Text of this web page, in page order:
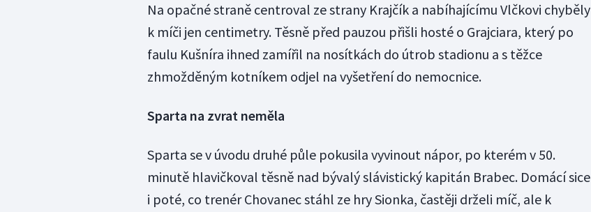
Na opačné straně centroval ze strany Krajčík a nabíhajícímu Vlčkovi chyběly
k míči jen centimetry. Těsně před pauzou přišli hosté o Grajciara, který po
faulu Kušníra ihned zamířil na nosítkách do útrob stadionu a s těžce
zhmožděným kotníkem odjel na vyšetření do nemocnice.
Sparta na zvrat neměla
Sparta se v úvodu druhé půle pokusila vyvinout nápor, po kterém v 50.
minutě hlavičkoval těsně nad bývalý slávistický kapitán Brabec. Domácí sice
i poté, co trenér Chovanec stáhl ze hry Sionka, častěji drželi míč, ale k